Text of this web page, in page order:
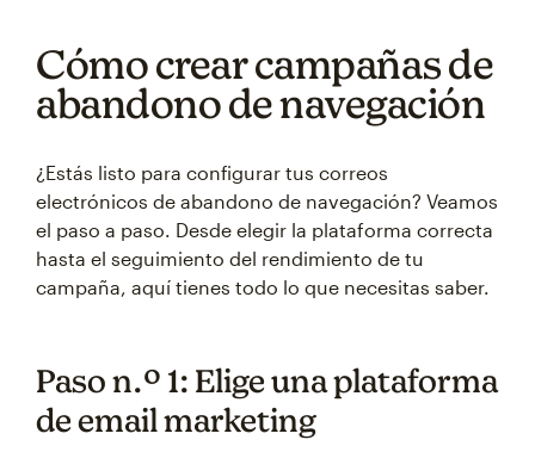
Cómo crear campañas de
abandono de navegación
¿Estás listo para configurar tus correos
electrónicos de abandono de navegación? Veamos
el paso a paso. Desde elegir la plataforma correcta
hasta el seguimiento del rendimiento de tu
campaña, aquí tienes todo lo que necesitas saber.
Paso n.º 1: Elige una plataforma
de email marketing